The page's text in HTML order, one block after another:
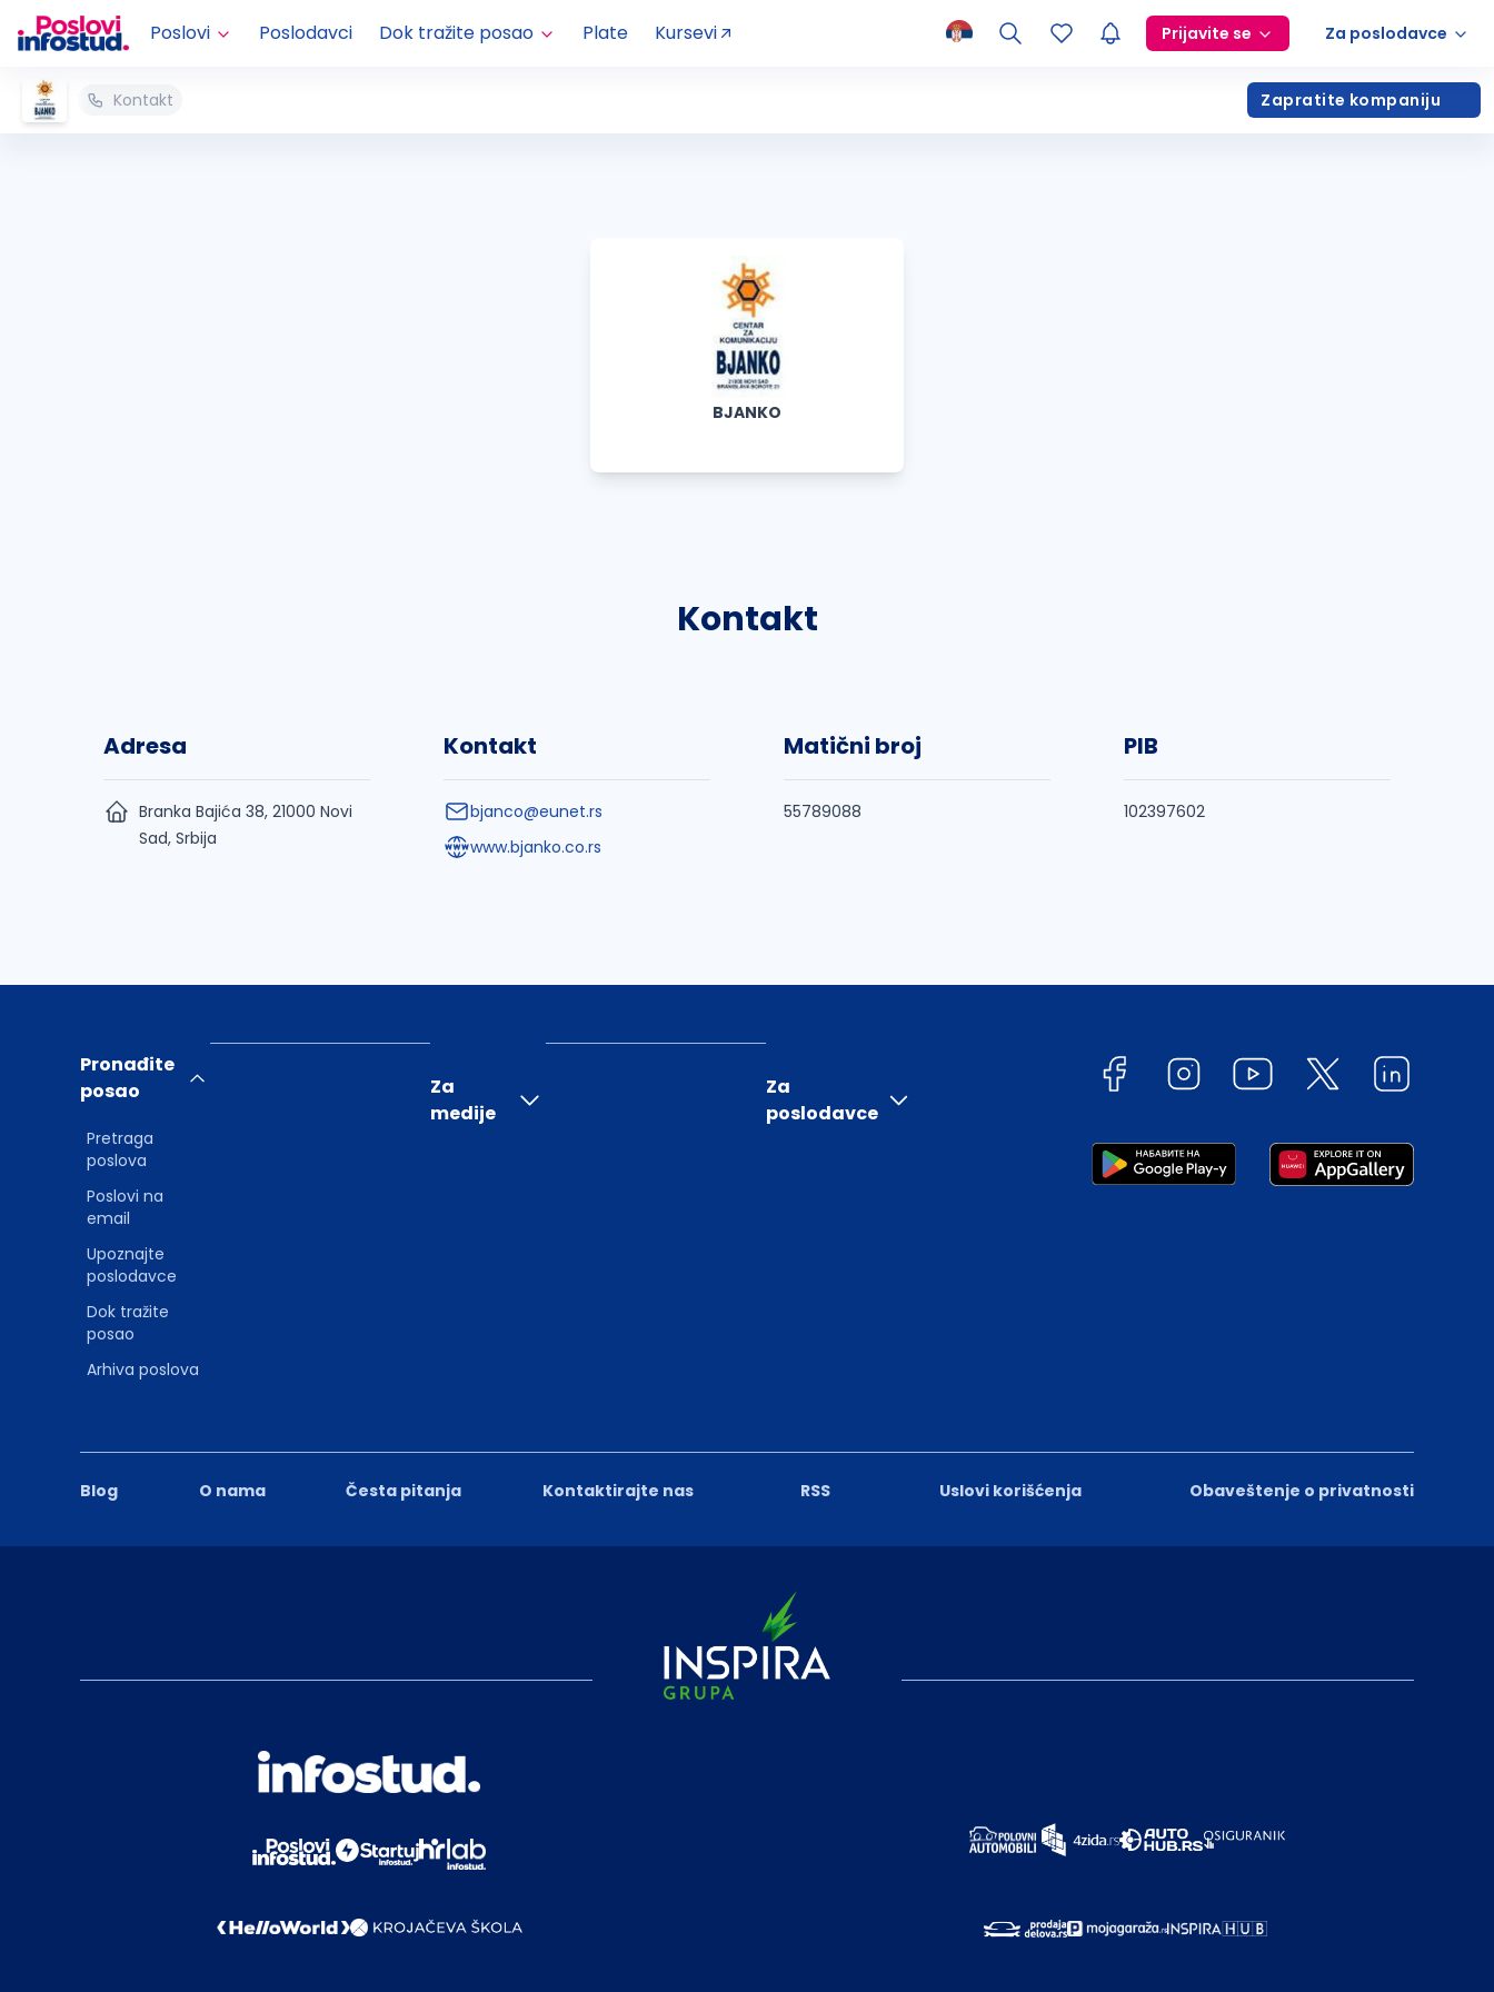
Poslovi Poslodavci Dok tražite posao Plate Kursevi Prijavite se Za poslodavce
Kontakt Zapratite kompaniju
BJANKO
Kontakt
Adresa
Branka Bajića 38, 21000 Novi
Sad, Srbija
Kontakt
bjanco@eunet.rs
www.bjanko.co.rs
Matični broj
55789088
PIB
102397602
Blog O nama Česta pitanja Kontaktirajte nas RSS Uslovi korišćenja Obaveštenje o privatnosti
Pronađite
posao
Pretraga
poslova
Poslovi na
email
Upoznajte
poslodavce
Dok tražite
posao
Arhiva poslova
Za
medije
Za
poslodavce